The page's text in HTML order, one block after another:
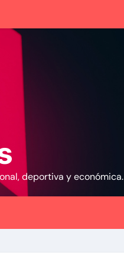
en La Guaira
el gobierno
jueves 6 de agosto 2026
deportiva y económica.